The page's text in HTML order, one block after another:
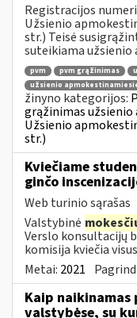
Registracijos
Užsienio
str.) Teisė
suteikiama užsienio
pvm pvm grąžinimas
užsienio
žinyno kategorijos:
grąžinimas užsienio
Užsienio
str.)
Kviečiame
ginčo
Web turinio sąrašas
Valstybinė
Verslo konsultacijų
komisija kviečia
Metai: 2021
Kaip naikinamas
valstybėse, su